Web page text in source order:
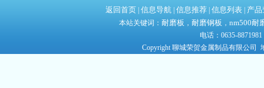
返回首页 信息导航 信息推荐 信息列表 产
本站关键词： 耐磨板 ， 耐磨钢板 ， nm500耐
电话：0635-
Copyright 聊城荣贺金属制品有限公